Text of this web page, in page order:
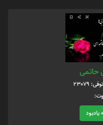
حاتمی